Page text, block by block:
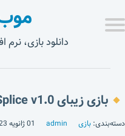
دانلود بازی، نرم
بازی زیبای Splice v1.0 + دیتا
دسته‌بندی: بازی admin 01 ژانویه 2023